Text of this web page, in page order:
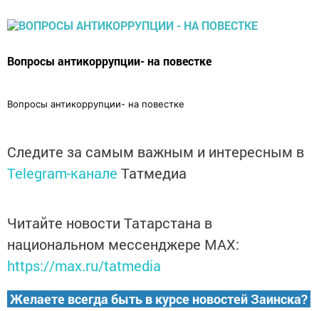
Вопросы антикоррупции- на повестке
Вопросы антикоррупции- на повестке
Следите за самым важным и интересным в
Telegram-канале Татмедиа
Читайте новости Татарстана в
национальном мессенджере MАХ:
https://max.ru/tatmedia
Желаете всегда быть в курсе новостей Заинска?